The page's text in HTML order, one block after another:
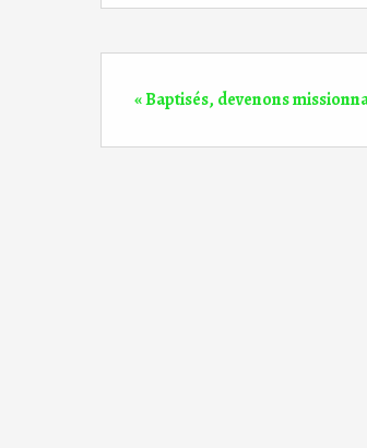
« Baptisés, devenons